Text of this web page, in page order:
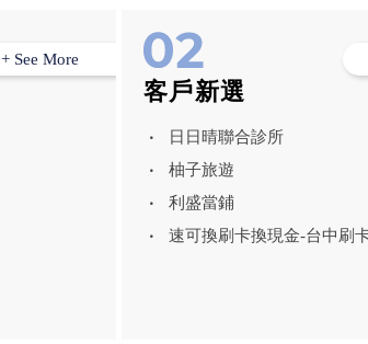
+ See More
客戶新選
日日晴聯合診所
柚子旅遊
利盛當鋪
速可換刷卡換現金-台中刷